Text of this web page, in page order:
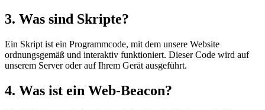
3. Was sind Skripte?
Ein Skript ist ein Programmcode, mit dem unsere Website
ordnungsgemäß und interaktiv funktioniert. Dieser Code wird auf
unserem Server oder auf Ihrem Gerät ausgeführt.
4. Was ist ein Web-Beacon?